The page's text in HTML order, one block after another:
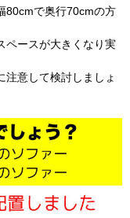
80cmで奥行70cmの方
ペースが大きくなり実
注意して検討しましょ